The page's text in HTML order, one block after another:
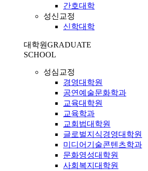
간호대학
성신교정
신학대학
대학원GRADUATE
SCHOOL
성심교정
경영대학원
공연예술문화학과
교육대학원
교육학과
교회법대학원
글로벌지식경영대학원
미디어기술콘텐츠학과
문화영성대학원
사회복지대학원